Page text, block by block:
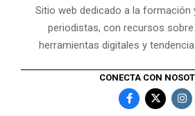
Sitio web dedicado a la formación
periodistas, con recursos
herramientas digitales y
CONECTA CON